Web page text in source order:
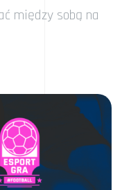
między sobą na